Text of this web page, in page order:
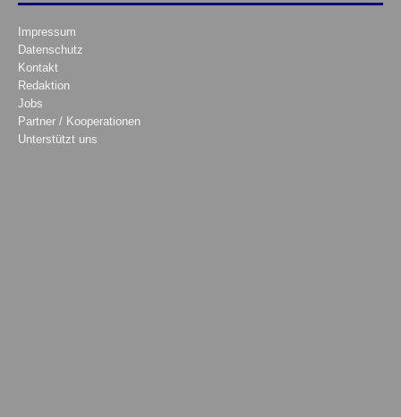
Impressum
Datenschutz
Kontakt
Redaktion
Jobs
Partner / Kooperationen
Unterstützt uns